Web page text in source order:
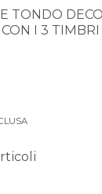
TONDO
I 3 TIMBRI